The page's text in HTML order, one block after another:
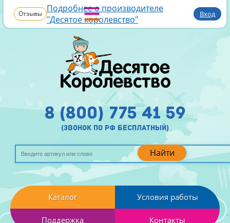
Отзывы Подробнее о производителе
"Десятое королевство"
Вход
Найти
8 (800) 775 41 59
(звонок по рф бесплатный)
Каталог Условия работы
Поддержка Контакты